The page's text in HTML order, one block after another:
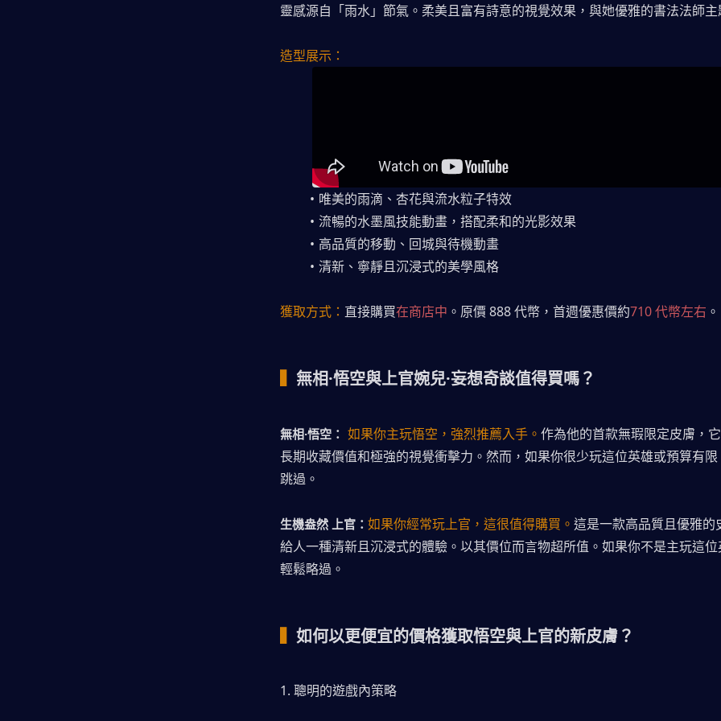
靈感源自「雨水」節氣。柔美且富有詩意的視覺效果，與她優雅的書法法師主
造型展示：
唯美的雨滴、杏花與流水粒子特效
流暢的水墨風技能動畫，搭配柔和的光影效果
高品質的移動、回城與待機動畫
清新、寧靜且沉浸式的美學風格
獲取方式： 直接購買在商店中 。原價 888 代幣，首週優惠價約710 代幣左右 。
無相·悟空與上官婉兒·妄想奇談值得買嗎？
無相·悟空： 如果你主玩悟空，強烈推薦入手。 作為他的首款無瑕限定皮膚，
長期收藏價值和極強的視覺衝擊力。然而，如果你很少玩這位英雄或預算有
跳過。
生機盎然 上官： 如果你經常玩上官，這很值得購買。 這是一款高品質且優雅的
給人一種清新且沉浸式的體驗。以其價位而言物超所值。如果你不是主玩這
輕鬆略過。
如何以更便宜的價格獲取悟空與上官的新皮膚？
1. 聰明的遊戲內策略